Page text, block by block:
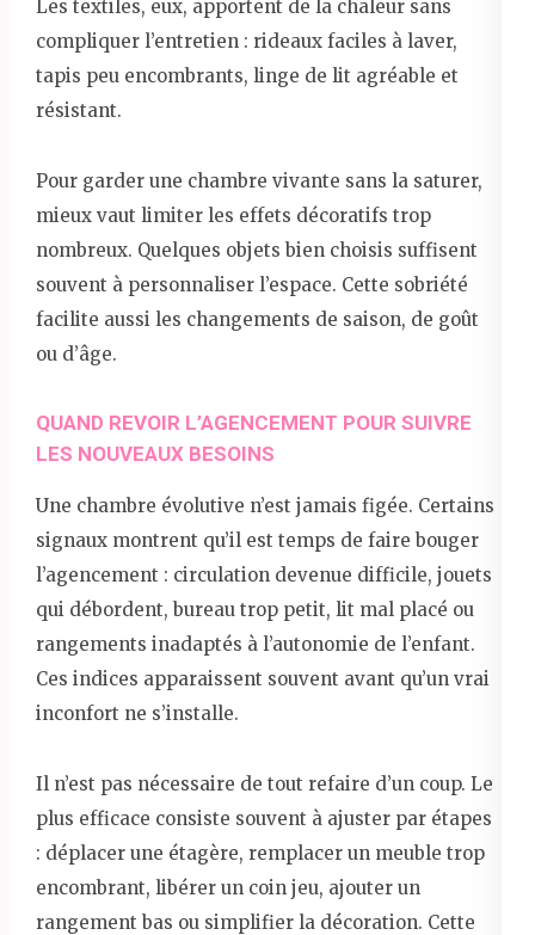
Les textiles, eux, apportent de la chaleur sans
compliquer l’entretien : rideaux faciles à laver,
tapis peu encombrants, linge de lit agréable et
résistant.
Pour garder une chambre vivante sans la saturer,
mieux vaut limiter les effets décoratifs trop
nombreux. Quelques objets bien choisis suffisent
souvent à personnaliser l’espace. Cette sobriété
facilite aussi les changements de saison, de goût
ou d’âge.
QUAND REVOIR L’AGENCEMENT POUR SUIVRE
LES NOUVEAUX BESOINS
Une chambre évolutive n’est jamais figée. Certains
signaux montrent qu’il est temps de faire bouger
l’agencement : circulation devenue difficile, jouets
qui débordent, bureau trop petit, lit mal placé ou
rangements inadaptés à l’autonomie de l’enfant.
Ces indices apparaissent souvent avant qu’un vrai
inconfort ne s’installe.
Il n’est pas nécessaire de tout refaire d’un coup. Le
plus efficace consiste souvent à ajuster par étapes
: déplacer une étagère, remplacer un meuble trop
encombrant, libérer un coin jeu, ajouter un
rangement bas ou simplifier la décoration. Cette